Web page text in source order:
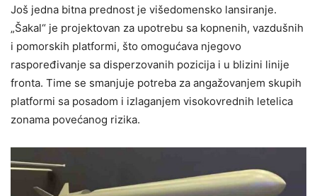
Još jedna bitna prednost je višedomensko lansiranje.
„Šakal“ je projektovan za upotrebu sa kopnenih, vazdušnih
i pomorskih platformi, što omogućava njegovo
raspoređivanje sa disperzovanih pozicija i u blizini linije
fronta. Time se smanjuje potreba za angažovanjem skupih
platformi sa posadom i izlaganjem visokovrednih letelica
zonama povećanog rizika.